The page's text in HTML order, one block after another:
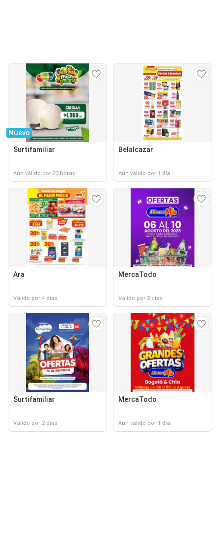
Nuevo
Surtifamiliar
Aún válido por 23 horas
Belalcazar
Aún válido por 1 día
Ara
Válido por 4 días
MercaTodo
Válido por 2 días
Surtifamiliar
Válido por 2 días
MercaTodo
Aún válido por 1 día